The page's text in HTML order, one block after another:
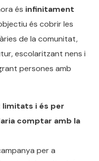
és infinitament
és cobrir les
de la comunitat,
escolaritzant nens i
persones amb
i és per
comptar amb la
per a